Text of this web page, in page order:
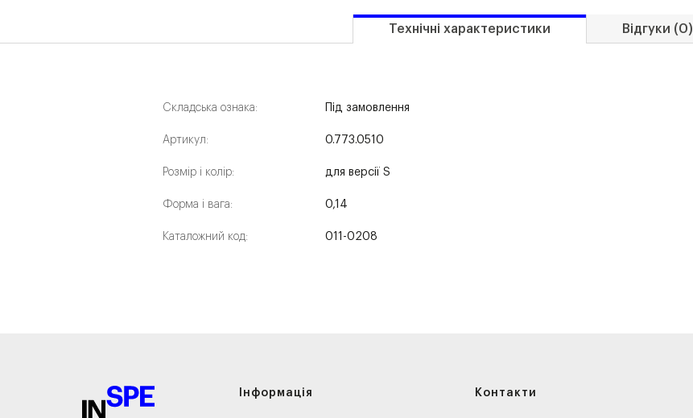
Технічні характеристики Відгуки (0)
Складська ознака:
Артикул:
Розмір і колір:
Форма і вага:
Каталожний код:
Під замовлення
0.773.0510
для версії S
0,14
011-0208
Інформація Контакти